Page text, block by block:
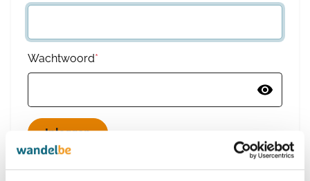
Wachtwoord*